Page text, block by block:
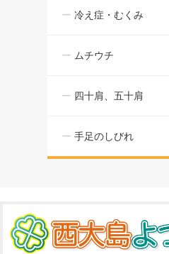
冷え症・むくみ
ムチウチ
四十肩、五十肩
手足のしびれ